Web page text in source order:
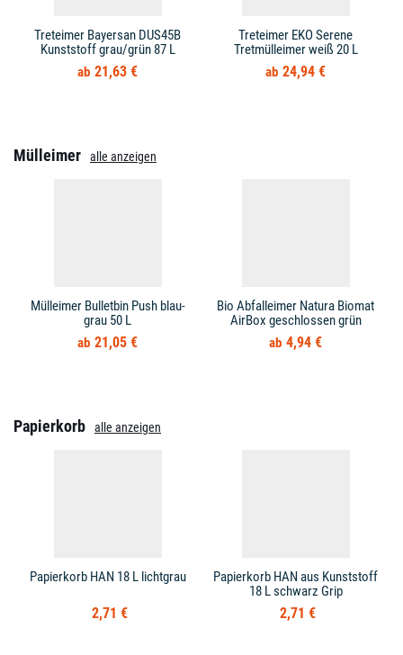
Treteimer Bayersan DUS45B
Kunststoff grau/grün 87 L
21,63 €
Treteimer EKO Serene
Tretmülleimer weiß 20 L
24,94 €
Mülleimer alle anzeigen
Mülleimer Bulletbin Push blau-
grau 50 L
21,05 €
Bio Abfalleimer Natura Biomat
AirBox geschlossen grün
4,94 €
Papierkorb alle anzeigen
Papierkorb HAN 18 L lichtgrau
2,71 €
Papierkorb HAN aus Kunststoff
18 L schwarz Grip
2,71 €